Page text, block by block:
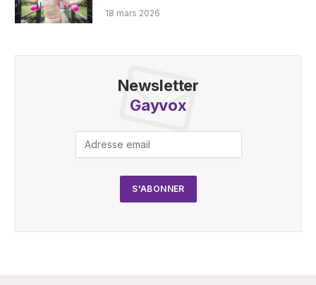
18 mars 2026
Newsletter
Gayvox